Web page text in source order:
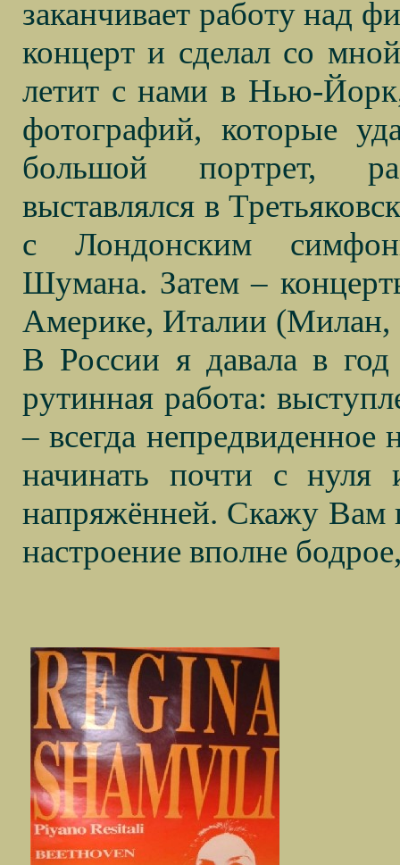
заканчивает работу над
концерт и сделал со
летит с нами в Нью-
фотографий, которые
большой портрет,
выставлялся в
с Лондонским
Шумана. Затем –
Америке, Италии (Милан,
В России я давала в
рутинная работа:
– всегда непредвиденное
начинать почти с нуля
напряжённей. Скажу Вам
настроение вполне